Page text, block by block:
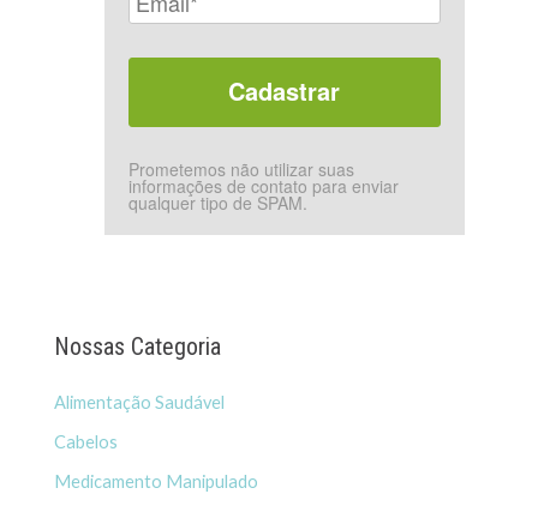
Prometemos não utilizar suas
informações de contato para enviar
qualquer tipo de SPAM.
Nossas Categoria
Alimentação Saudável
Cabelos
Medicamento Manipulado